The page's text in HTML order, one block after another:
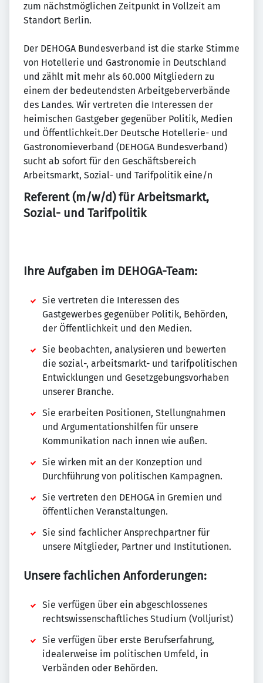
zum nächstmöglichen Zeitpunkt in Vollzeit am
Standort Berlin.
Der DEHOGA Bundesverband ist die starke Stimme
von Hotellerie und Gastronomie in Deutschland
und zählt mit mehr als 60.000 Mitgliedern zu
einem der bedeutendsten Arbeitgeberverbände
des Landes. Wir vertreten die Interessen der
heimischen Gastgeber gegenüber Politik, Medien
und Öffentlichkeit.Der Deutsche Hotellerie- und
Gastronomieverband (DEHOGA Bundesverband)
sucht ab sofort für den Geschäftsbereich
Arbeitsmarkt, Sozial- und Tarifpolitik eine/n
Referent (m/w/d) für Arbeitsmarkt,
Sozial- und Tarifpolitik
Ihre Aufgaben im DEHOGA-Team:
Sie vertreten die Interessen des
Gastgewerbes gegenüber Politik, Behörden,
der Öffentlichkeit und den Medien.
Sie beobachten, analysieren und bewerten
die sozial-, arbeitsmarkt- und tarifpolitischen
Entwicklungen und Gesetzgebungsvorhaben
unserer Branche.
Sie erarbeiten Positionen, Stellungnahmen
und Argumentationshilfen für unsere
Kommunikation nach innen wie außen.
Sie wirken mit an der Konzeption und
Durchführung von politischen Kampagnen.
Sie vertreten den DEHOGA in Gremien und
öffentlichen Veranstaltungen.
Sie sind fachlicher Ansprechpartner für
unsere Mitglieder, Partner und Institutionen.
Unsere fachlichen Anforderungen:
Sie verfügen über ein abgeschlossenes
rechtswissenschaftliches Studium (Volljurist)
Sie verfügen über erste Berufserfahrung,
idealerweise im politischen Umfeld, in
Verbänden oder Behörden.